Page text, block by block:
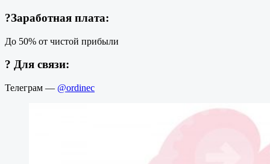
?Заработная плата:
До 50% от чистой прибыли
? Для связи:
Телеграм — @ordinec